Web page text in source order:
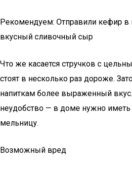
Рекомендуем: Отправили кефир в
вкусный сливочный сыр
Что же касается стручков с
стоят в несколько раз дороже.
напиткам более выраженный
неудобство — в доме нужно
мельницу.
Возможный вред